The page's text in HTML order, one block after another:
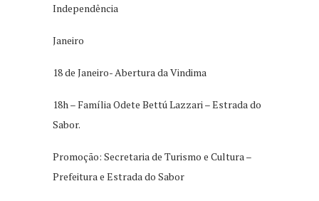
Independência
Janeiro
18 de Janeiro- Abertura da Vindima
18h – Família Odete Bettú Lazzari – Estrada do
Sabor.
Promoção: Secretaria de Turismo e Cultura –
Prefeitura e Estrada do Sabor